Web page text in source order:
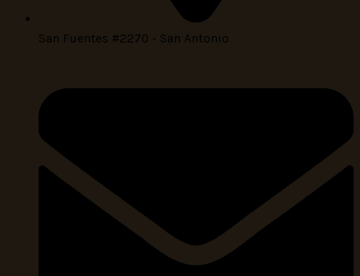
San Fuentes #2270 - San Antonio